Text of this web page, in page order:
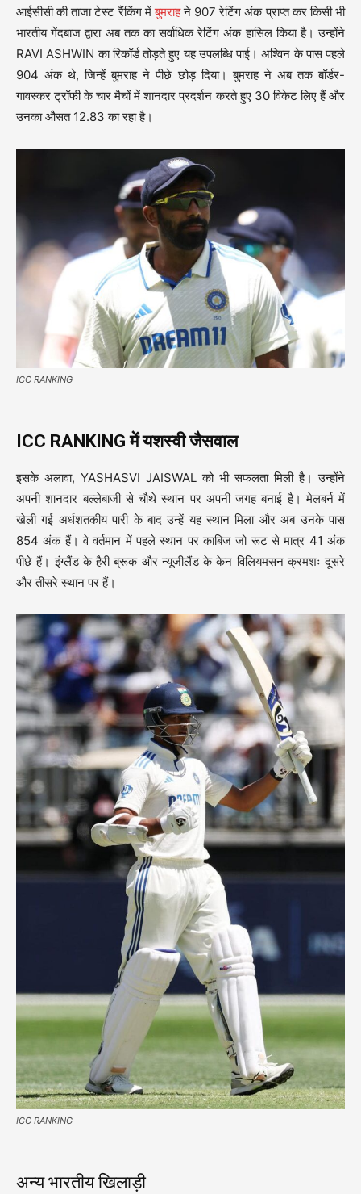
आईसीसी की ताजा टेस्ट रैंकिंग मेंबुमराहने 907 रेटिंग अंक प्राप्त कर किसी भी
भारतीय गेंदबाज द्वारा अब तक का सर्वाधिक रेटिंग अंक हासिल किया है। उन्होंने
RAVI ASHWIN का रिकॉर्ड तोड़ते हुए यह उपलब्धि पाई। अश्विन के पास पहले
904 अंक थे, जिन्हें बुमराह ने पीछे छोड़ दिया। बुमराह ने अब तक बॉर्डर-
गावस्कर ट्रॉफी के चार मैचों में शानदार प्रदर्शन करते हुए 30 विकेट लिए हैं और
उनका औसत 12.83 का रहा है।
ICC RANKING
ICC RANKING में यशस्वी जैसवाल
इसके अलावा, YASHASVI JAISWAL को भी सफलता मिली है। उन्होंने
अपनी शानदार बल्लेबाजी से चौथे स्थान पर अपनी जगह बनाई है। मेलबर्न में
खेली गई अर्धशतकीय पारी के बाद उन्हें यह स्थान मिला और अब उनके पास
854 अंक हैं। वे वर्तमान में पहले स्थान पर काबिज जो रूट से मात्र 41 अंक
पीछे हैं। इंग्लैंड के हैरी ब्रूक और न्यूजीलैंड के केन विलियमसन क्रमशः दूसरे
और तीसरे स्थान पर हैं।
ICC RANKING
अन्य भारतीय खिलाड़ी